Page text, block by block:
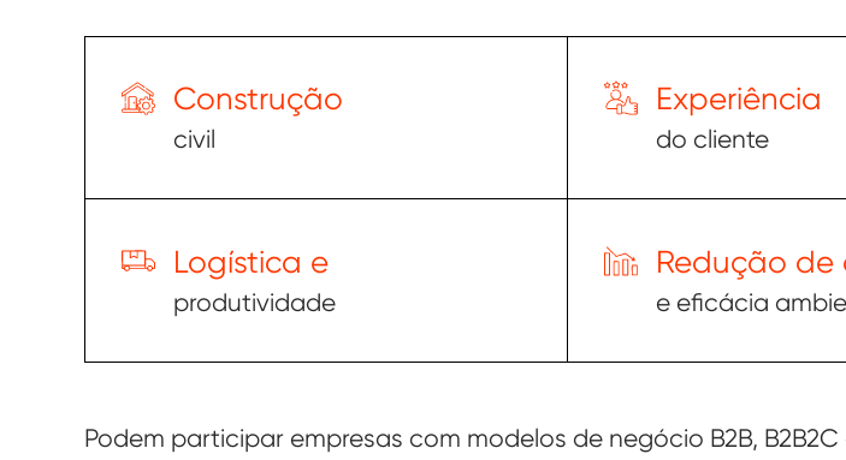
Construção
civil
Experiência
do cliente
Logística e
produtividade
Redução de
e eficácia
Podem participar empresas com modelos de negócio B2B,